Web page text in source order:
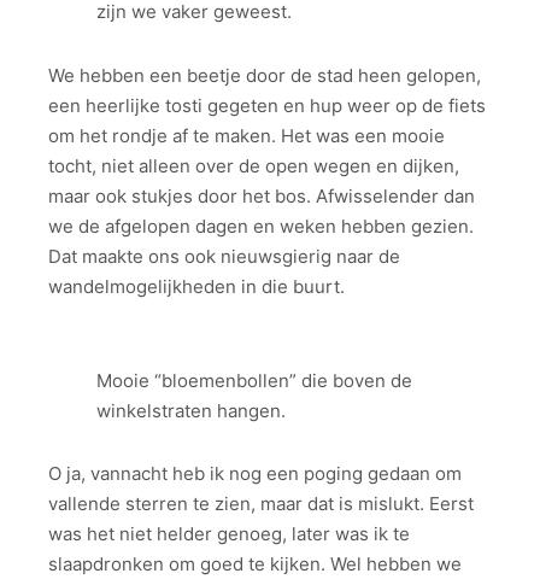
zijn we vaker geweest.
We hebben een beetje door de stad heen gelopen,
een heerlijke tosti gegeten en hup weer op de fiets
om het rondje af te maken. Het was een mooie
tocht, niet alleen over de open wegen en dijken,
maar ook stukjes door het bos. Afwisselender dan
we de afgelopen dagen en weken hebben gezien.
Dat maakte ons ook nieuwsgierig naar de
wandelmogelijkheden in die buurt.
Mooie “bloemenbollen” die boven de
winkelstraten hangen.
O ja, vannacht heb ik nog een poging gedaan om
vallende sterren te zien, maar dat is mislukt. Eerst
was het niet helder genoeg, later was ik te
slaapdronken om goed te kijken. Wel hebben we